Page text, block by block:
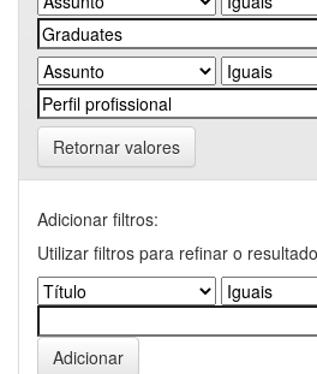
Retornar valores
Adicionar filtros:
Utilizar filtros para refinar o